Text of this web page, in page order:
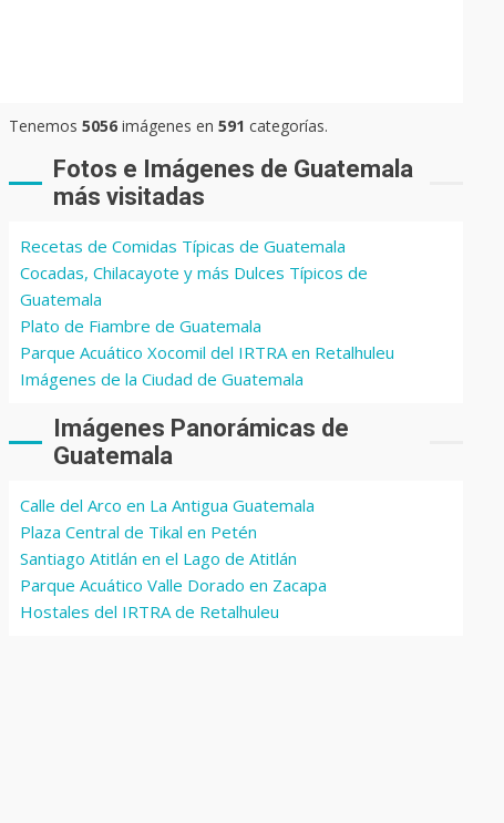
Tenemos5056 imágenes en591 categorías.
Fotos e Imágenes de Guatemala
más visitadas
Recetas de Comidas Típicas de Guatemala
Cocadas, Chilacayote y más Dulces Típicos de
Guatemala
Plato de Fiambre de Guatemala
Parque Acuático Xocomil del IRTRA en Retalhuleu
Imágenes de la Ciudad de Guatemala
Imágenes Panorámicas de
Guatemala
Calle del Arco en La Antigua Guatemala
Plaza Central de Tikal en Petén
Santiago Atitlán en el Lago de Atitlán
Parque Acuático Valle Dorado en Zacapa
Hostales del IRTRA de Retalhuleu